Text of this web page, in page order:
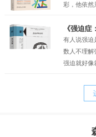
看到了因为
彩，他依然
偶而已，
儡。社交恐
俗话说“三
和家庭因素
胆小、退
质，却又
了与真实
《强迫症
有人说强迫
数人不理解
强迫就好像
迫只是他
其实，从